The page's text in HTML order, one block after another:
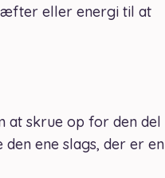
eller energi til at
at skrue op for den del
ene slags, der er en